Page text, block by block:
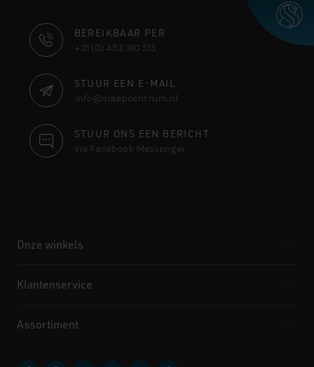
CONTACT
INFORMATIE
BEREIKBAAR PER
+31 (0) 493 310 515
STUUR EEN E-MAIL
info@slaapcentrum.nl
STUUR ONS EEN BERICHT
via Facebook Messenger
Onze winkels
Klantenservice
Assortiment